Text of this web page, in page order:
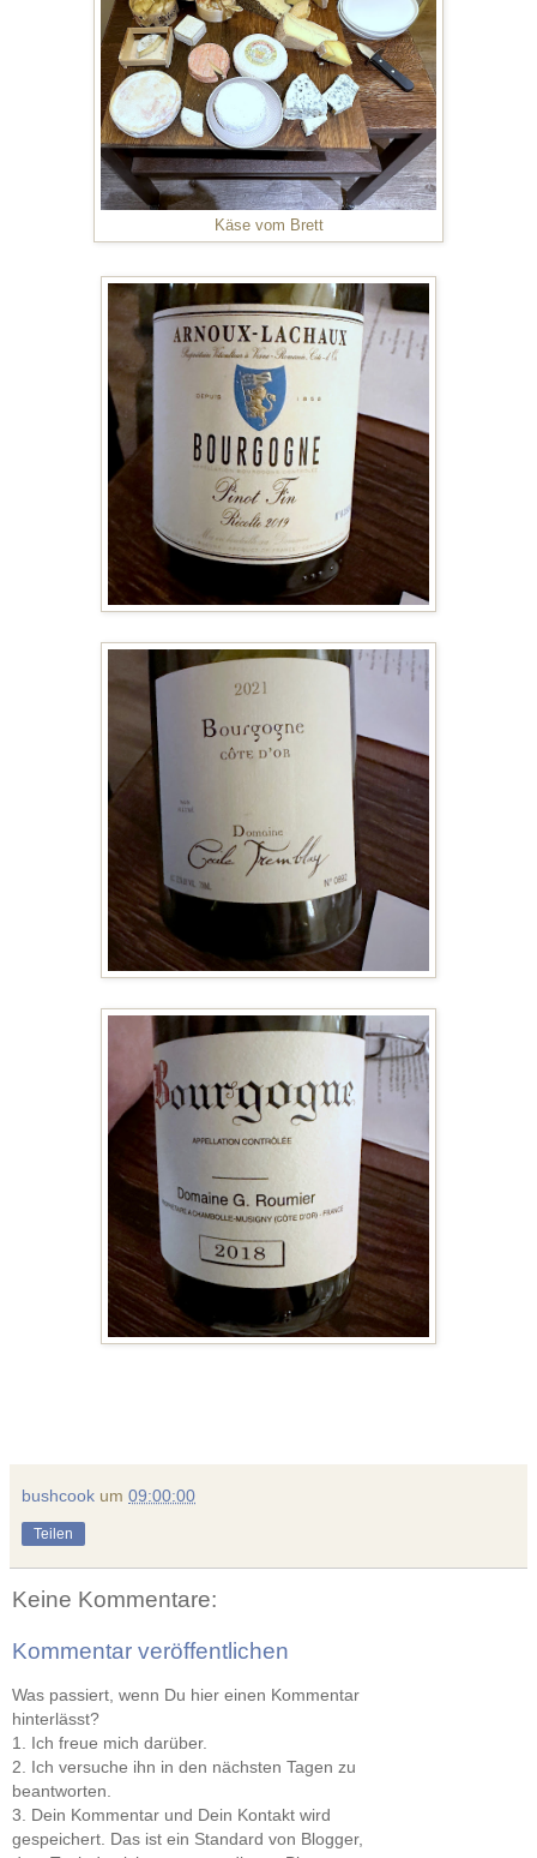
Käse vom Brett
bushcook um 09:00:00
Teilen
Keine Kommentare:
Kommentar veröffentlichen
Was passiert, wenn Du hier einen Kommentar
hinterlässt?
1. Ich freue mich darüber.
2. Ich versuche ihn in den nächsten Tagen zu
beantworten.
3. Dein Kommentar und Dein Kontakt wird
gespeichert. Das ist ein Standard von Blogger,